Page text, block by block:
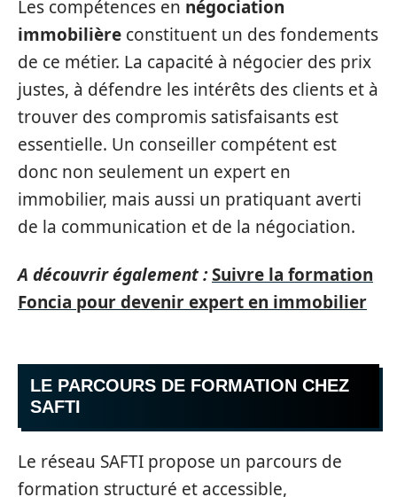
Les compétences en négociation
immobilière constituent un des fondements
de ce métier. La capacité à négocier des prix
justes, à défendre les intérêts des clients et à
trouver des compromis satisfaisants est
essentielle. Un conseiller compétent est
donc non seulement un expert en
immobilier, mais aussi un pratiquant averti
de la communication et de la négociation.
A découvrir également :Suivre la formation
Foncia pour devenir expert en immobilier
LE PARCOURS DE FORMATION CHEZ
SAFTI
Le réseau SAFTI propose un parcours de
formation structuré et accessible,